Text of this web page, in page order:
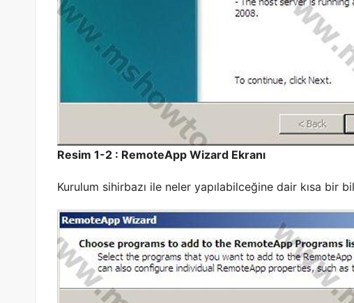
Resim 1-2 : RemoteApp Wizard Ekranı
Kurulum sihirbazı ile neler yapılabilceğine dair kısa bir